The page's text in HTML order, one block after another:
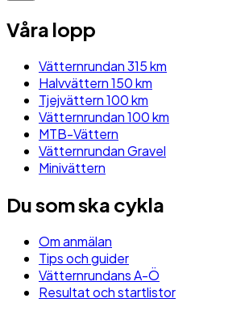
Våra lopp
Vätternrundan 315 km
Halvvättern 150 km
Tjejvättern 100 km
Vätternrundan 100 km
MTB-Vättern
Vätternrundan Gravel
Minivättern
Du som ska cykla
Om anmälan
Tips och guider
Vätternrundans A-Ö
Resultat och startlistor